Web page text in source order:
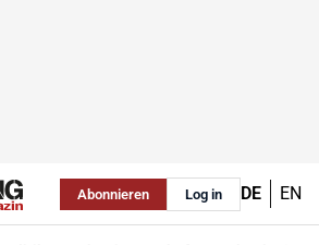
Abonnieren Log in DE EN